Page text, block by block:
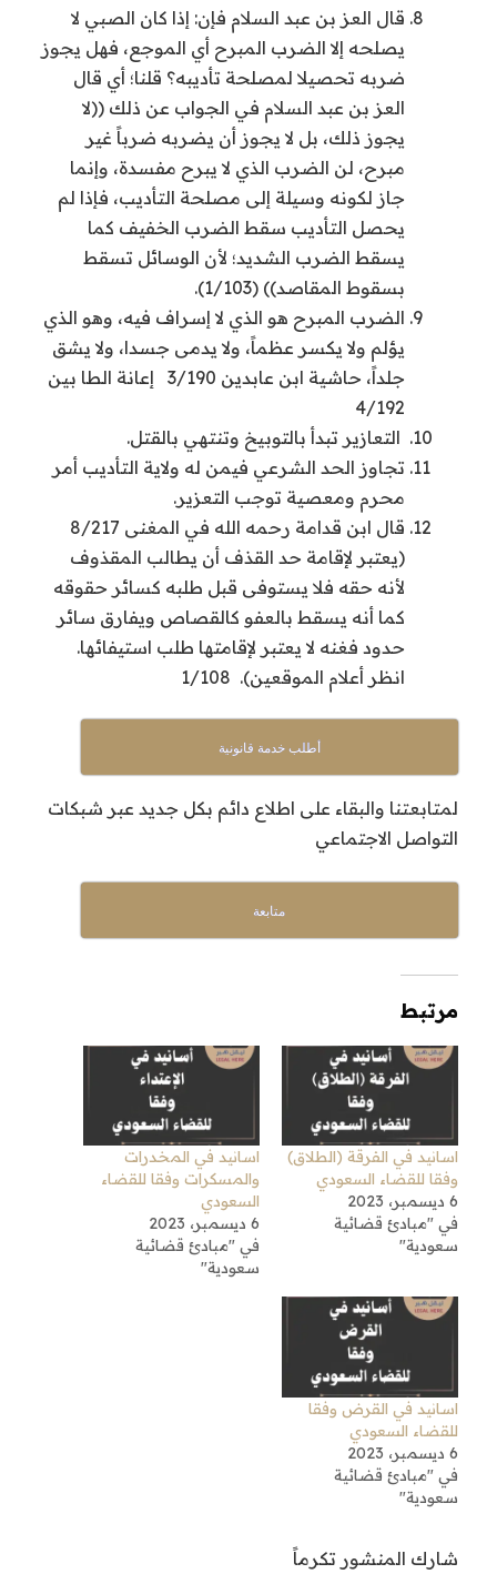
قال العز بن عبد السلام فإن: إذا كان الصبي لا
يصلحه إلا الضرب المبرح أي الموجع، فهل يجوز
ضربه تحصيلا لمصلحة تأديبه؟ قلنا؛ أي قال
العز بن عبد السلام في الجواب عن ذلك ((لا
يجوز ذلك، بل لا يجوز أن يضربه ضرباً غير
مبرح، لن الضرب الذي لا يبرح مفسدة، وإنما
جاز لكونه وسيلة إلى مصلحة التأديب، فإذا لم
يحصل التأديب سقط الضرب الخفيف كما
يسقط الضرب الشديد؛ لأن الوسائل تسقط
بسقوط المقاصد)) (1/103).
الضرب المبرح هو الذي لا إسراف فيه، وهو الذي
يؤلم ولا يكسر عظماً، ولا يدمى جسدا، ولا يشق
جلداً، حاشية ابن عابدين 3/190 إعانة الطا بين
4/192
التعازير تبدأ بالتوبيخ وتنتهي بالقتل.
تجاوز الحد الشرعي فيمن له ولاية التأديب أمر
محرم ومعصية توجب التعزير.
قال ابن قدامة رحمه الله في المغنى 8/217
(يعتبر لإقامة حد القذف أن يطالب المقذوف
لأنه حقه فلا يستوفى قبل طلبه كسائر حقوقه
كما أنه يسقط بالعفو كالقصاص ويفارق سائر
حدود فغنه لا يعتبر لإقامتها طلب استيفائها.
انظر أعلام الموقعين). 1/108
أطلب خدمة قانونية
لمتابعتنا والبقاء على اطلاع دائم بكل جديد عبر شبكات
التواصل الاجتماعي
متابعة
مرتبط
اسانيد في الفرقة (الطلاق)
وفقا للقضاء السعودي
6 ديسمبر، 2023
في "مبادئ قضائية
سعودية"
اسانيد في المخدرات
والمسكرات وفقا للقضاء
السعودي
6 ديسمبر، 2023
في "مبادئ قضائية
سعودية"
اسانيد في القرض وفقا
للقضاء السعودي
6 ديسمبر، 2023
في "مبادئ قضائية
سعودية"
شارك المنشور تكرماً